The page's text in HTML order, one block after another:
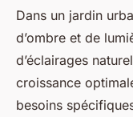
Dans un jardin
d’ombre et de
d’éclairages
croissance
besoins